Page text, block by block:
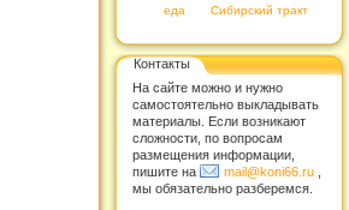
еда Сибирский тракт
Контакты
На сайте можно и нужно
самостоятельно выкладывать
материалы. Если возникают
сложности, по вопросам
размещения информации,
пишите на
mail@koni66.ru
мы обязательно разберемся.